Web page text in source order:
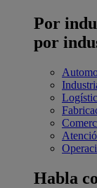
Por
por
Habla